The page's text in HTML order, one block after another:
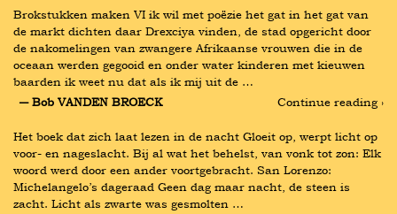
Brokstukken maken VI ik wil met poëzie het gat in het gat van
de markt dichten daar Drexciya vinden, de stad opgericht door
de nakomelingen van zwangere Afrikaanse vrouwen die in de
oceaan werden gegooid en onder water kinderen met kieuwen
baarden ik weet nu dat als ik mij uit de …
― Bob VANDEN BROECK
Continue reading ›
Het boek dat zich laat lezen in de nacht Gloeit op, werpt licht op
voor- en nageslacht. Bij al wat het behelst, van vonk tot zon: Elk
woord werd door een ander voortgebracht. San Lorenzo:
Michelangelo’s dageraad Geen dag maar nacht, de steen is
zacht. Licht als zwarte was gesmolten …